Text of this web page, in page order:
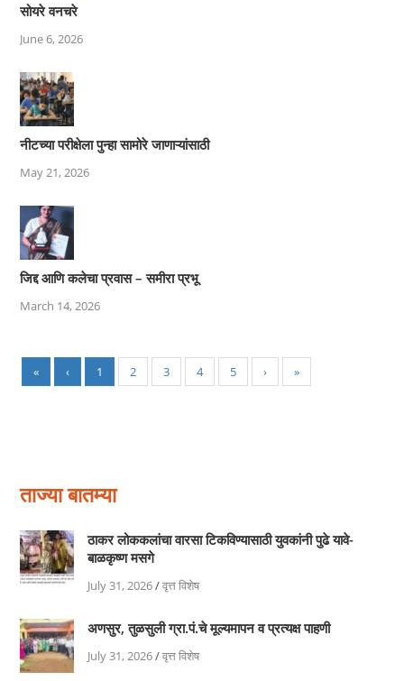
सोयरे वनचरे
June 6, 2026
नीटच्या परीक्षेला पुन्हा सामोरे जाणाऱ्यांसाठी
May 21, 2026
जिद्द आणि कलेचा प्रवास – समीरा प्रभू
March 14, 2026
« ‹ 1 2 3 4 5 › »
ताज्या बातम्या
ठाकर लोककलांचा वारसा टिकविण्यासाठी युवकांनी पुढे यावे-
बाळकृष्ण मसगे
July 31, 2026/वृत्त विशेष
अणसुर, तुळसुली ग्रा.पं.चे मूल्यमापन व प्रत्यक्ष पाहणी
July 31, 2026/वृत्त विशेष